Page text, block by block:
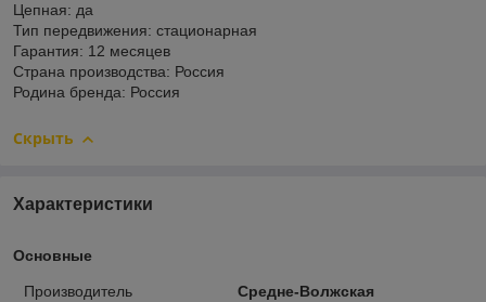
Цепная: да
Тип передвижения: стационарная
Гарантия: 12 месяцев
Страна производства: Россия
Родина бренда: Россия
Скрыть
Характеристики
Основные
Производитель
Средне-Волжская